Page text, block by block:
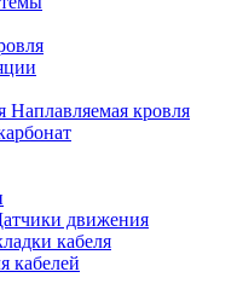
Наплавляемая кровля
движения
кабеля
кабелей